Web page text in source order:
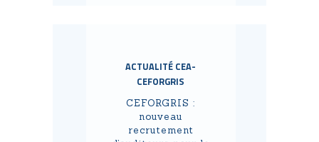
ACTUALITÉ CEA-
CEFORGRIS
CEFORGRIS :
nouveau
recrutement